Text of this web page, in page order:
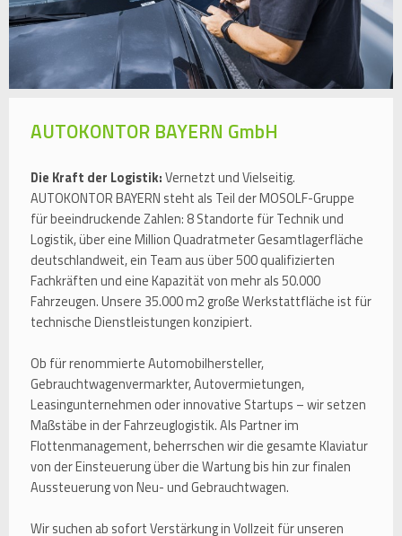
AUTOKONTOR BAYERN GmbH
Die Kraft der Logistik:Vernetzt und Vielseitig.
AUTOKONTOR BAYERN steht als Teil der MOSOLF-Gruppe
für beeindruckende Zahlen: 8 Standorte für Technik und
Logistik, über eine Million Quadratmeter Gesamtlagerfläche
deutschlandweit, ein Team aus über 500 qualifizierten
Fachkräften und eine Kapazität von mehr als 50.000
Fahrzeugen. Unsere 35.000 m2 große Werkstattfläche ist für
technische Dienstleistungen konzipiert.
Ob für renommierte Automobilhersteller,
Gebrauchtwagenvermarkter, Autovermietungen,
Leasingunternehmen oder innovative Startups – wir setzen
Maßstäbe in der Fahrzeuglogistik. Als Partner im
Flottenmanagement, beherrschen wir die gesamte Klaviatur
von der Einsteuerung über die Wartung bis hin zur finalen
Aussteuerung von Neu- und Gebrauchtwagen.
Wir suchen ab sofort Verstärkung in Vollzeit für unseren